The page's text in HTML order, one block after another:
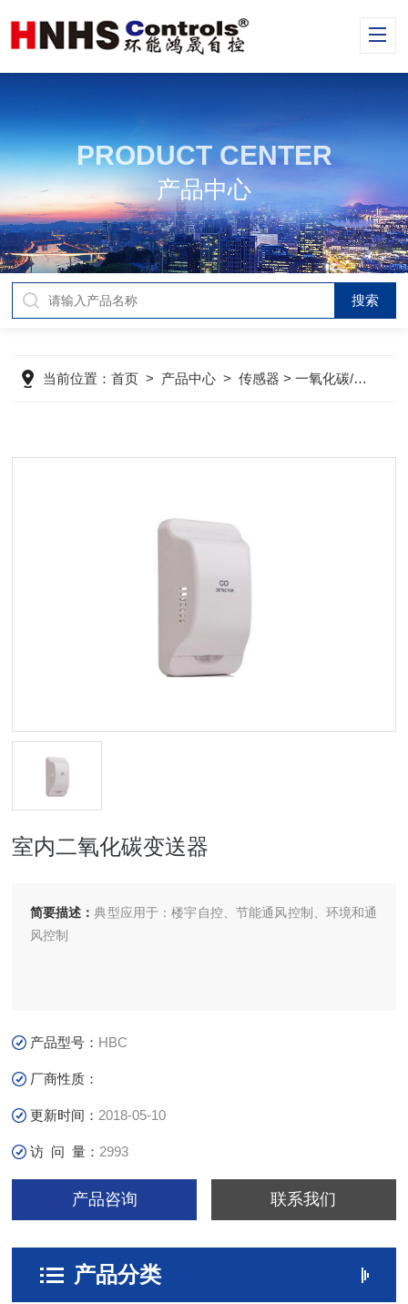
PRODUCT CENTER
产品中心
当前位置：首页 > 产品中心 >传感器 >一氧化碳/二氧化碳变送器
室内二氧化碳变送器
简要描述：典型应用于：楼宇自控、节能通风控制、环境和通
风控制
产品型号： HBC
厂商性质：
更新时间： 2018-05-10
访 问 量： 2993
产品咨询 联系我们
产品分类